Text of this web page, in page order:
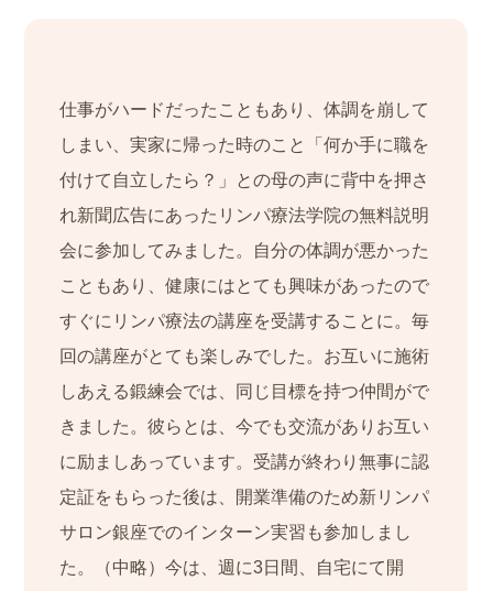
仕事がハードだったこともあり、体調を崩して
しまい、実家に帰った時のこと「何か手に職を
付けて自立したら？」との母の声に背中を押さ
れ新聞広告にあったリンパ療法学院の無料説明
会に参加してみました。自分の体調が悪かった
こともあり、健康にはとても興味があったので
すぐにリンパ療法の講座を受講することに。毎
回の講座がとても楽しみでした。お互いに施術
しあえる鍛練会では、同じ目標を持つ仲間がで
きました。彼らとは、今でも交流がありお互い
に励ましあっています。受講が終わり無事に認
定証をもらった後は、開業準備のため新リンパ
サロン銀座でのインターン実習も参加しまし
た。（中略）今は、週に3日間、自宅にて開